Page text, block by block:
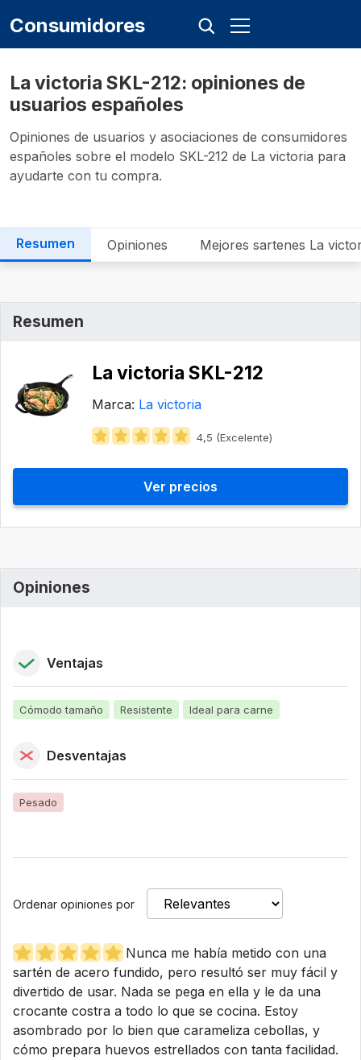
Consumidores
La victoria ‎SKL-212: opiniones de
usuarios españoles
Opiniones de usuarios y asociaciones de consumidores
españoles sobre el modelo ‎SKL-212 de La victoria para
ayudarte con tu compra.
Resumen Opiniones Mejores sartenes La
Resumen
La victoria ‎SKL-212
Marca: La victoria
4,5 (Excelente)
Ver precios
Opiniones
Ventajas
Cómodo tamaño Resistente Ideal para carne
Desventajas
Pesado
Ordenar opiniones por
Nunca me había metido con una
sartén de acero fundido, pero resultó ser muy fácil y
divertido de usar. Nada se pega en ella y le da una
crocante costra a todo lo que se cocina. Estoy
asombrado por lo bien que carameliza cebollas, y
cómo prepara huevos estrellados con tanta facilidad.